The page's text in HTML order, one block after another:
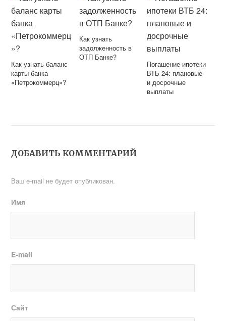
Как узнать баланс
карты банка
«Петрокоммерц»?
Как узнать
задолженность в
ОТП Банке?
Погашение ипотеки
ВТБ 24: плановые
и досрочные
выплаты
ДОБАВИТЬ КОММЕНТАРИЙ
Ваш e-mail не будет опубликован.
Имя
E-mail
Сайт